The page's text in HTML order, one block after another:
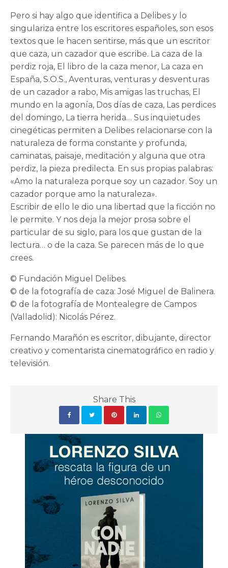
Pero si hay algo que identifica a Delibes y lo
singulariza entre los escritores españoles, son esos
textos que le hacen sentirse, más que un escritor
que caza, un cazador que escribe. La caza de la
perdiz roja, El libro de la caza menor, La caza en
España, S.O.S., Aventuras, venturas y desventuras
de un cazador a rabo, Mis amigas las truchas, El
mundo en la agonía, Dos días de caza, Las perdices
del domingo, La tierra herida… Sus inquietudes
cinegéticas permiten a Delibes relacionarse con la
naturaleza de forma constante y profunda,
caminatas, paisaje, meditación y alguna que otra
perdiz, la pieza predilecta. En sus propias palabras:
«Amo la naturaleza porque soy un cazador. Soy un
cazador porque amo la naturaleza».
Escribir de ello le dio una libertad que la ficción no
le permite. Y nos deja la mejor prosa sobre el
particular de su siglo, para los que gustan de la
lectura… o de la caza. Se parecen más de lo que
crees.
© Fundación Miguel Delibes.
© de la fotografía de caza: José Miguel de Balinera.
© de la fotografía de Montealegre de Campos
(Valladolid): Nicolás Pérez.
Fernando Marañón es escritor, dibujante, director
creativo y comentarista cinematográfico en radio y
televisión.
Share This